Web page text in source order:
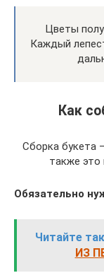
Цветы
Каждый
Как
Сборка букета
также это
Обязательно
Читайте
ИЗ